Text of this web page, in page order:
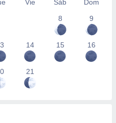
Vie Sáb
Dom
8
9
14 15 16
21